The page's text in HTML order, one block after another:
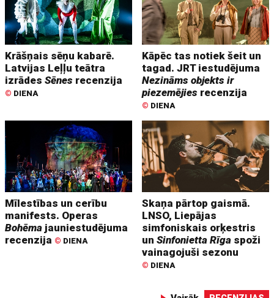
Krāšņais sēņu kabarē.
Latvijas Leļļu teātra
izrādesSēnes recenzija
© DIENA
Kāpēc tas notiek šeit un
tagad. JRT iestudējuma
Nezināms objekts ir
piezemējies recenzija
© DIENA
Mīlestības un cerību
manifests. Operas
Bohēma jauniestudējuma
recenzija © DIENA
Skaņa pārtop gaismā.
LNSO, Liepājas
simfoniskais orķestris
unSinfonietta Rīga spoži
vainagojuši sezonu
© DIENA